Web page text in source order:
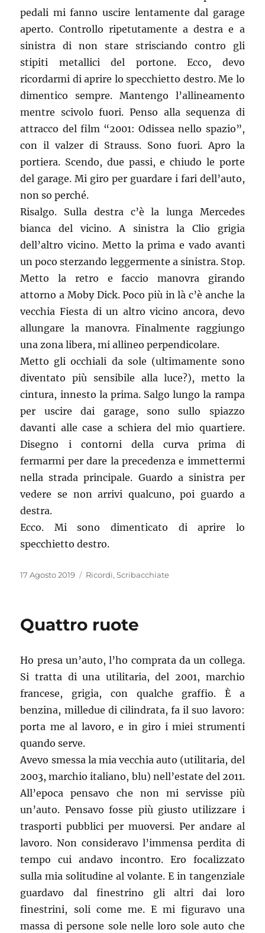
pedali mi fanno uscire lentamente dal garage
aperto. Controllo ripetutamente a destra e a
sinistra di non stare strisciando contro gli
stipiti metallici del portone. Ecco, devo
ricordarmi di aprire lo specchietto destro. Me lo
dimentico sempre. Mantengo l’allineamento
mentre scivolo fuori. Penso alla sequenza di
attracco del film “2001: Odissea nello spazio”,
con il valzer di Strauss. Sono fuori. Apro la
portiera. Scendo, due passi, e chiudo le porte
del garage. Mi giro per guardare i fari dell’auto,
non so perché.
Risalgo. Sulla destra c’è la lunga Mercedes
bianca del vicino. A sinistra la Clio grigia
dell’altro vicino. Metto la prima e vado avanti
un poco sterzando leggermente a sinistra. Stop.
Metto la retro e faccio manovra girando
attorno a Moby Dick. Poco più in là c’è anche la
vecchia Fiesta di un altro vicino ancora, devo
allungare la manovra. Finalmente raggiungo
una zona libera, mi allineo perpendicolare.
Metto gli occhiali da sole (ultimamente sono
diventato più sensibile alla luce?), metto la
cintura, innesto la prima. Salgo lungo la rampa
per uscire dai garage, sono sullo spiazzo
davanti alle case a schiera del mio quartiere.
Disegno i contorni della curva prima di
fermarmi per dare la precedenza e immettermi
nella strada principale. Guardo a sinistra per
vedere se non arrivi qualcuno, poi guardo a
destra.
Ecco. Mi sono dimenticato di aprire lo
specchietto destro.
Pubblicato
17 Agosto 2019 Categorie
Ricordi,Scribacchiate
Quattro ruote
Ho presa un’auto, l’ho comprata da un collega.
Si tratta di una utilitaria, del 2001, marchio
francese, grigia, con qualche graffio. È a
benzina, milledue di cilindrata, fa il suo lavoro:
porta me al lavoro, e in giro i miei strumenti
quando serve.
Avevo smessa la mia vecchia auto (utilitaria, del
2003, marchio italiano, blu) nell’estate del 2011.
All’epoca pensavo che non mi servisse più
un’auto. Pensavo fosse più giusto utilizzare i
trasporti pubblici per muoversi. Per andare al
lavoro. Non consideravo l’immensa perdita di
tempo cui andavo incontro. Ero focalizzato
sulla mia solitudine al volante. E in tangenziale
guardavo dal finestrino gli altri dai loro
finestrini, soli come me. E mi figuravo una
massa di persone sole nelle loro sole auto che